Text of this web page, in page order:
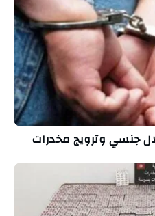
جنسي وترويج مخدرات